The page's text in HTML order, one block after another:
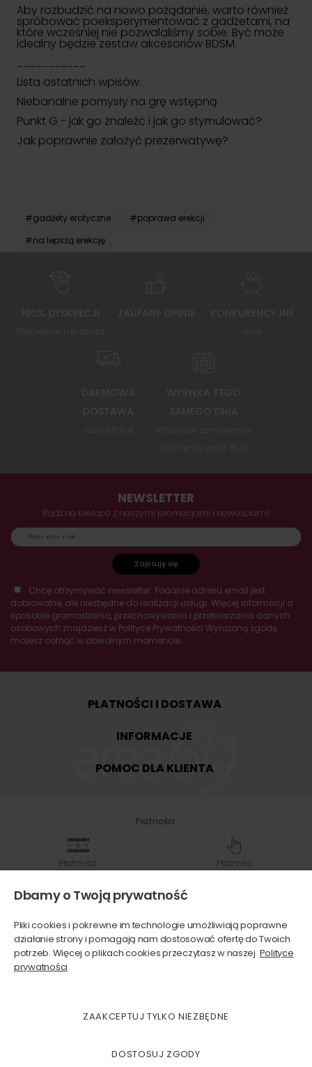
Aby rozbudzić na nowo pożądanie, warto również
spróbować poeksperymentować z gadżetami, na
które wcześniej nie pozwalaliśmy sobie. Być może
idealny będzie zestaw akcesoriów BDSM.
___________
Lista ostatnich wpisów:
Niebanalne pomysły na grę wstępną
Punkt G - jak go znaleźć i jak go stymulować?
Jak poprawnie założyć prezerwatywę?
#gadżety erotyczne
#poprawa erekcji
#na lepszą erekcję
NEWSLETTER
Bądź na bieżąco z naszymi promocjami i nowościami!
Zapisuję się
Chcę otrzymywać newsletter. Podanie adresu email jest
dobrowolne, ale niezbędne do realizacji usługi. Więcej informacji o
sposobie gromadzenia, przechowywania i przetwarzania danych
osobowych znajdziesz w Polityce Prywatności Wyrażoną zgodę
możesz cofnąć w dowolnym momencie.
PŁATNOŚCI I DOSTAWA
INFORMACJE
POMOC DLA KLIENTA
Płatności:
Płatności
Płatność
Przelew
na konto bankowe
Karty
płatnicze
InPost
Dbamy o Twoją prywatność
Pliki cookies i pokrewne im technologie umożliwiają poprawne
działanie strony i pomagają nam dostosować ofertę do Twoich
potrzeb. Więcej o plikach cookies przeczytasz w naszej Polityce
prywatności
ZAAKCEPTUJ TYLKO NIEZBĘDNE
DOSTOSUJ ZGODY